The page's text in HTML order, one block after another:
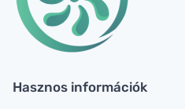
Hasznos információk